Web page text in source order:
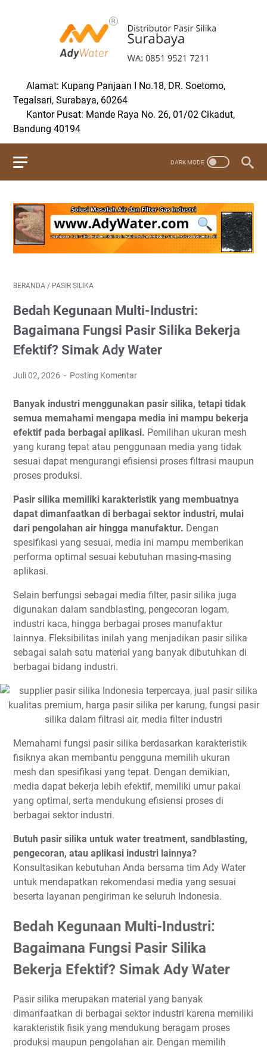
Alamat: Kupang Panjaan I No.18, DR. Soetomo,
Tegalsari, Surabaya, 60264
Kantor Pusat: Mande Raya No. 26, 01/02 Cikadut,
Bandung 40194
BERANDA / PASIR SILIKA
Bedah Kegunaan Multi-Industri:
Bagaimana Fungsi Pasir Silika Bekerja
Efektif? Simak Ady Water
Juli 02, 2026 Posting Komentar
Banyak industri menggunakan pasir silika, tetapi tidak
semua memahami mengapa media ini mampu bekerja
efektif pada berbagai aplikasi. Pemilihan ukuran mesh
yang kurang tepat atau penggunaan media yang tidak
sesuai dapat mengurangi efisiensi proses filtrasi maupun
proses produksi.
Pasir silika memiliki karakteristik yang membuatnya
dapat dimanfaatkan di berbagai sektor industri, mulai
dari pengolahan air hingga manufaktur. Dengan
spesifikasi yang sesuai, media ini mampu memberikan
performa optimal sesuai kebutuhan masing-masing
aplikasi.
Selain berfungsi sebagai media filter, pasir silika juga
digunakan dalam sandblasting, pengecoran logam,
industri kaca, hingga berbagai proses manufaktur
lainnya. Fleksibilitas inilah yang menjadikan pasir silika
sebagai salah satu material yang banyak dibutuhkan di
berbagai bidang industri.
Memahami fungsi pasir silika berdasarkan karakteristik
fisiknya akan membantu pengguna memilih ukuran
mesh dan spesifikasi yang tepat. Dengan demikian,
media dapat bekerja lebih efektif, memiliki umur pakai
yang optimal, serta mendukung efisiensi proses di
berbagai sektor industri.
Butuh pasir silika untuk water treatment, sandblasting,
pengecoran, atau aplikasi industri lainnya?
Konsultasikan kebutuhan Anda bersama tim Ady Water
untuk mendapatkan rekomendasi media yang sesuai
beserta layanan pengiriman ke seluruh Indonesia.
Bedah Kegunaan Multi-Industri:
Bagaimana Fungsi Pasir Silika
Bekerja Efektif? Simak Ady Water
Pasir silika merupakan material yang banyak
dimanfaatkan di berbagai sektor industri karena memiliki
karakteristik fisik yang mendukung beragam proses
produksi maupun pengolahan air. Dengan memilih